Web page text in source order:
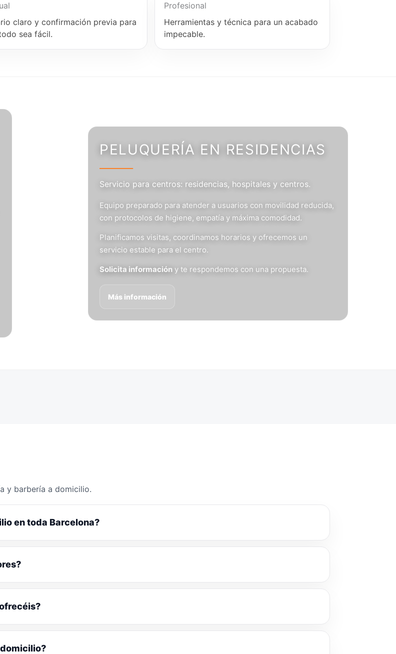
claro y confirmación previa para
sea fácil.
Profesional
Herramientas y técnica para un acabado
impecable.
PELUQUERÍA EN RESIDENCIAS
Servicio para centros: residencias, hospitales y centros.
Equipo preparado para atender a usuarios con movilidad reducida,
con protocolos de higiene, empatía y máxima comodidad.
Planificamos visitas, coordinamos horarios y ofrecemos un
servicio estable para el centro.
Solicita información y te respondemos con una propuesta.
Más información
y barbería a domicilio.
en toda Barcelona?